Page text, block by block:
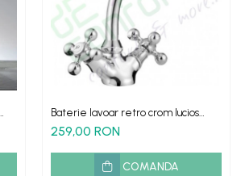
Baterie lavoar retro crom lucios
Stilo
259,00 RON
COMANDA